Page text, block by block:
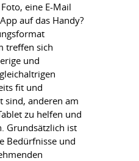
eine E-Mail
auf das Handy?
treffen sich
und
fit und
sind, anderen am
zu helfen und
Grundsätzlich ist
Bedürfnisse und